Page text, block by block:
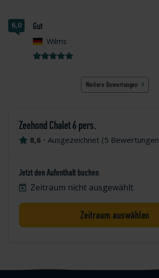
6,0 Gut
Wilms
Weitere Bewertungen
Zeehond Chalet 6 pers.
8,6 • Ausgezeichnet (5 Bewertungen
Jetzt den Aufenthalt buchen
Zeitraum nicht ausgewählt
Zeitraum auswählen